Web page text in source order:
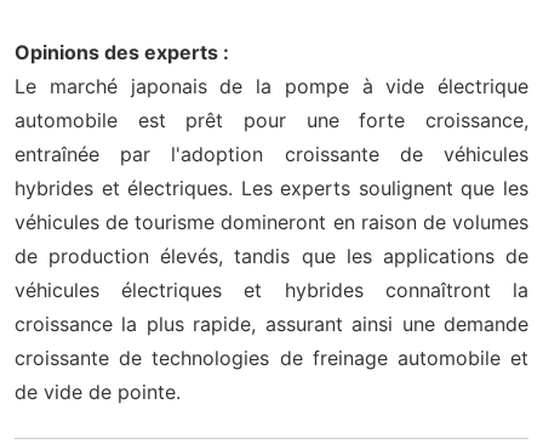
Opinions des experts :
Le marché japonais de la pompe à vide électrique
automobile est prêt pour une forte croissance,
entraînée par l'adoption croissante de véhicules
hybrides et électriques. Les experts soulignent que les
véhicules de tourisme domineront en raison de volumes
de production élevés, tandis que les applications de
véhicules électriques et hybrides connaîtront la
croissance la plus rapide, assurant ainsi une demande
croissante de technologies de freinage automobile et
de vide de pointe.